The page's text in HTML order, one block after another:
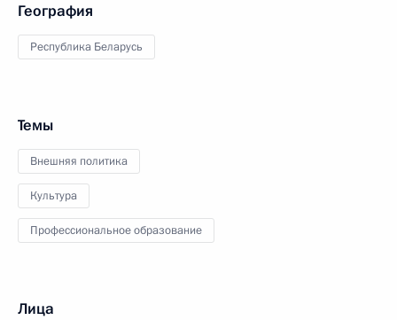
География
Республика Беларусь
Темы
Внешняя политика
Культура
Профессиональное образование
Лица